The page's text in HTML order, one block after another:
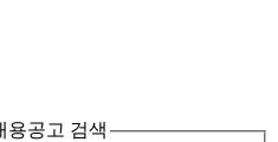
연구원소식 > 채용안내 > 채용공고 검색